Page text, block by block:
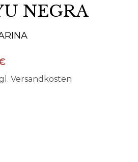
NEGRA
Versandkosten